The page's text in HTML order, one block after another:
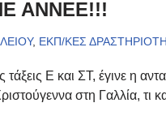
ANNEE!!!
, ΕΚΠ/ΚΕΣ
τάξεις Ε και ΣΤ, έγινε η
στη Γαλλία, τι